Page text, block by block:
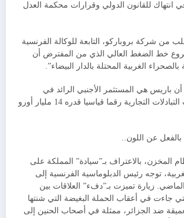
في انتهاك للقانون الدولي وقرارات محكمة العدل
من شركة بروباركو، التابعة للوكالة الفرنسية
خط الضغط العالي الذي من المفترض أن
الغربية المحتلة بالدار البيضاء”.
أن باريس هي المستثمر الأجنبي الرائد في
المغرب، وقد بلغت التبادلات التجارية رقما قياسيا قدره 14 مليار أورو
عن اللون..
المخزن، بالاعتراف بـ”سيادة” المملكة على
توجه رئيس الدبلوماسية الفرنسية إلى
زيارة تميزت بـ”دفء” العلاقات بين
جاءت في أعقاب الحملة البغيضة التي شنتها
ضد الجزائر، ممثلة في أصحاب الحنين إلى